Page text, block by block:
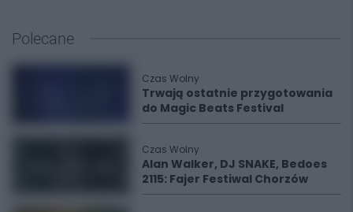
Polecane
Czas Wolny
Trwają ostatnie przygotowania
do Magic Beats Festival
Czas Wolny
Alan Walker, DJ SNAKE, Bedoes
2115: Fajer Festiwal Chorzów